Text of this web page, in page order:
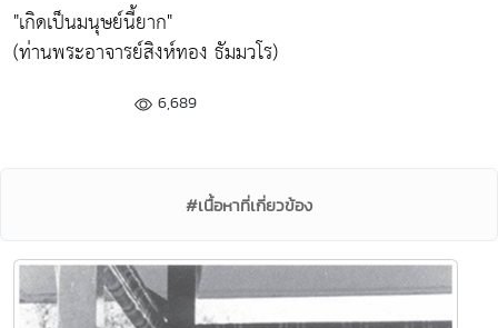
"เกิดเป็นมนุษย์นี้ยาก"
(ท่านพระอาจารย์สิงห์ทอง ธัมมวโร)
6,689
#เนื้อหาที่เกี่ยวข้อง